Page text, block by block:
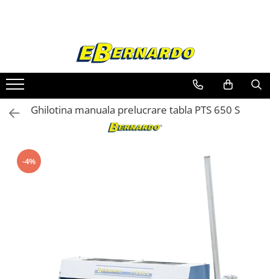
Prelucrare metal
Fierastraie pentru metal
Ferastraie mobile pentru metal
Fierastraie prelucrare metal
Ferastraie orizontale pentru metal
Dispozitive de sudare pentru panze
panglica
banda si taiere dubla
Ferastraie verticale
Ghilotina manuala prelucrare tabla PTS 650 S
-4%